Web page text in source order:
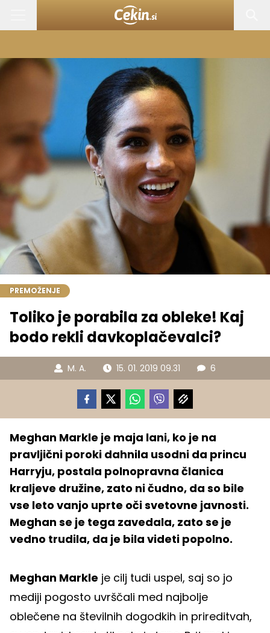
PREMOŽENJE
Toliko je porabila za obleke! Kaj
bodo rekli davkoplačevalci?
M. A. 15. 01. 2019 09.31 6
Meghan Markle je maja lani, ko je na
pravljični poroki dahnila usodni da princu
Harryju, postala polnopravna članica
kraljeve družine, zato ni čudno, da so bile
vse leto vanjo uprte oči svetovne javnosti.
Meghan se je tega zavedala, zato se je
vedno trudila, da je bila videti popolno.
Meghan Markle je cilj tudi uspel, saj so jo
mediji pogosto uvrščali med najbolje
oblečene na številnih dogodkih in prireditvah,